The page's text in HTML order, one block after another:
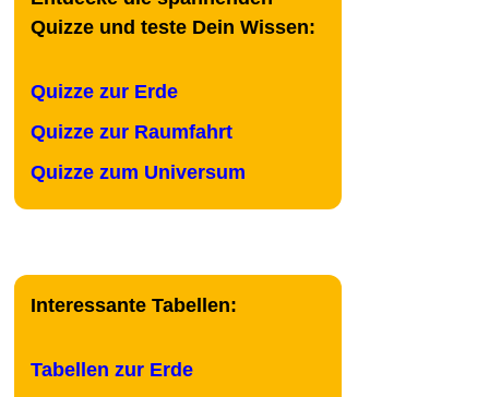
Quizze und teste Dein Wissen:
Quizze zur Erde
Quizze zur Raumfahrt
Quizze zum Universum
Interessante Tabellen:
Tabellen zur Erde